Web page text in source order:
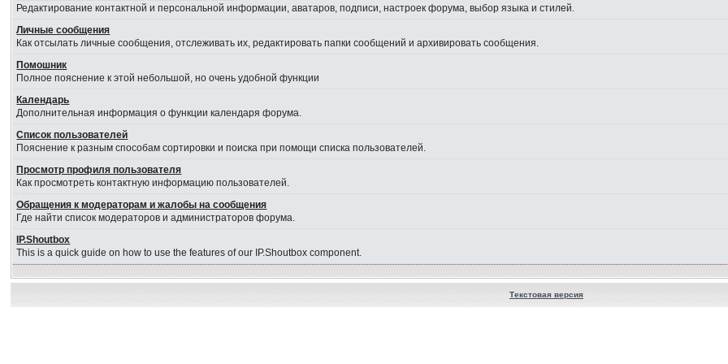
Редактирование контактной и персональной информации, аватаров, подписи, настроек форума, выбор языка и стилей.
Личные сообщения
Как отсылать личные сообщения, отслеживать их, редактировать папки сообщений и архивировать сообщения.
Помошник
Полное пояснение к этой небольшой, но очень удобной функции
Календарь
Дополнительная информация о функции календаря форума.
Список пользователей
Пояснение к разным способам сортировки и поиска при помощи списка пользователей.
Просмотр профиля пользователя
Как просмотреть контактную информацию пользователей.
Обращения к модераторам и жалобы на сообщения
Где найти список модераторов и администраторов форума.
IP.Shoutbox
This is a quick guide on how to use the features of our IP.Shoutbox component.
Текстовая версия